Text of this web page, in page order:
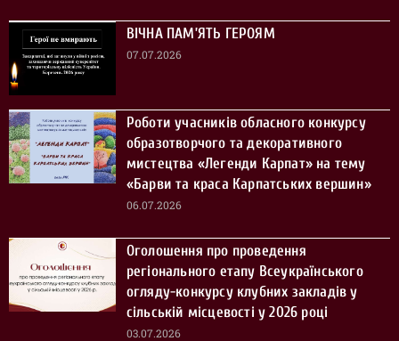
ВІЧНА ПАМ’ЯТЬ ГЕРОЯМ
07.07.2026
Роботи учасників обласного конкурсу
образотворчого та декоративного
мистецтва «Легенди Карпат» на тему
«Барви та краса Карпатських вершин»
06.07.2026
Оголошення про проведення
регіонального етапу Всеукраїнського
огляду-конкурсу клубних закладів у
сільській місцевості у 2026 році
03.07.2026